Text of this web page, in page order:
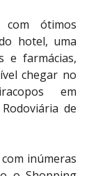
ótimos
hotel, uma
e farmácias,
chegar no
em
de
inúmeras